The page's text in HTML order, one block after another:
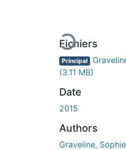
Fichiers
Principal
(3.11 MB)
Date
2015
Authors
Graveline, Sophie